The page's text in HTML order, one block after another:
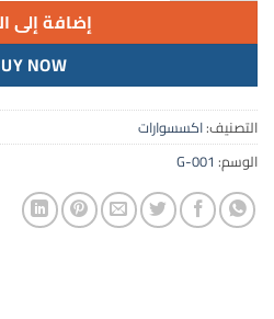
إضافة إلى
NOW
التصنيف:اكسسوارات
الوسم: G-001